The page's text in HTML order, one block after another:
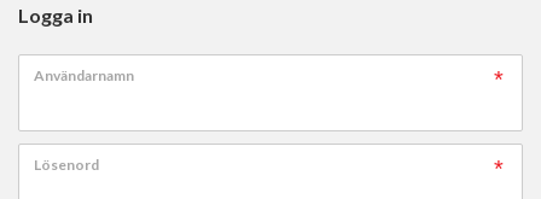
Logga in
Användarnamn
Lösenord